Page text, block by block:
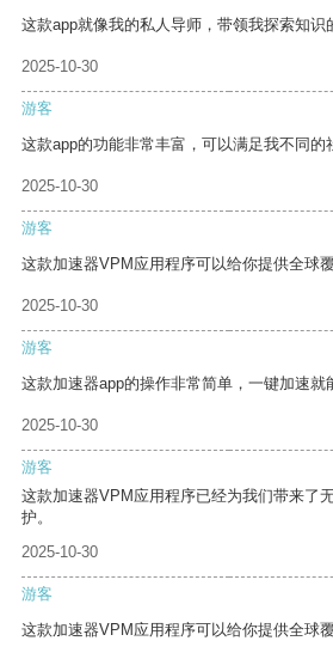
这款app就像我的私人导师，带领我探索知识
2025-10-30
游客
这款app的功能非常丰富，可以满足我不同的
2025-10-30
游客
这款加速器VPM应用程序可以给你提供全球
2025-10-30
游客
这款加速器app的操作非常简单，一键加速就
2025-10-30
游客
这款加速器VPM应用程序已经为我们带来了
护。
2025-10-30
游客
这款加速器VPM应用程序可以给你提供全球